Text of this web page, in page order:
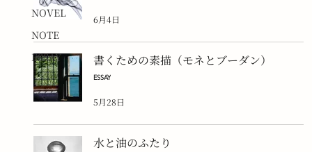
NOVEL
NOTE
ESSAY
6月4日
書くための素描（モネとブーダン）
ESSAY
5月28日
水と油のふたり